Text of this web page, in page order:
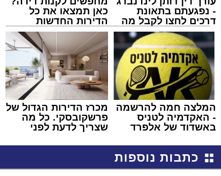
- נפגעתם בתאונת
דרכים לחצו לקבל מה
שמגיע לכם
כאן תמצאו את כל
הדירות החדשות
למכירה באשדוד >>>
המלצה חמה להרשמה
- האקדמיה לטניס
באשדוד של אלפרד
מכרז הדירות הגדול של
פרשקובסקי. כל מה
שצריך לדעת לפני
באשדוד
כתבות נוספות